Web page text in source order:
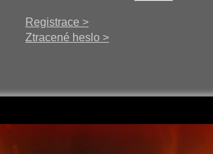
Registrace >
Ztracené heslo >